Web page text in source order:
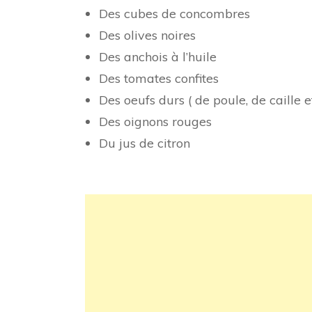
Des cubes de concombres
Des olives noires
Des anchois à l’huile
Des tomates confites
Des oeufs durs ( de poule, de caille
Des oignons rouges
Du jus de citron